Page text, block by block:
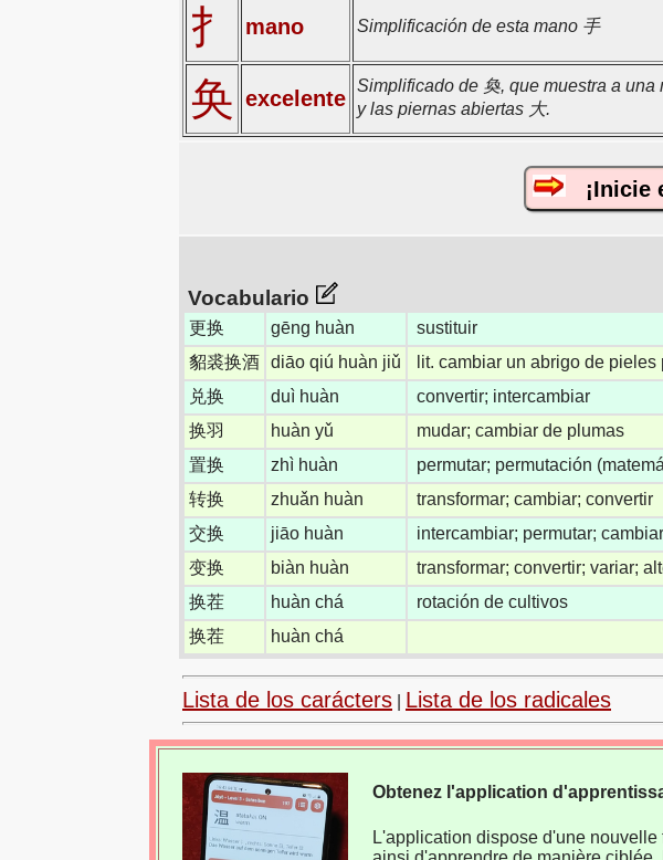
扌 mano Simplificación de esta mano 手
奂 excelente
Simplificado de 奐, que muestra a
y las piernas abiertas 大.
¡Inicie
Vocabulario
更换 gēng huàn
sustituir
貂裘换酒 diāo qiú huàn jiǔ
lit. cambiar un abrigo de
兑换
duì huàn
convertir; intercambiar
换羽
huàn yǔ
mudar; cambiar de plumas
置换
zhì huàn
permutar; permutación
转换
zhuǎn huàn
transformar; cambiar; convertir
交换
jiāo huàn
intercambiar; permutar;
变换
biàn huàn
transformar; convertir; variar;
换茬
huàn chá
rotación de cultivos
换茬
huàn chá
Lista de los carácters Lista de los radicales
Obtenez l'application
L'application dispose d'une